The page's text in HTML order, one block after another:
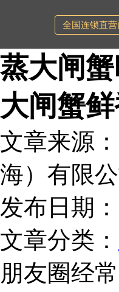
蒸大闸
大闸蟹
文章来源
海）有限
发布日期
文章分类：
朋友圈经
全国连锁直营